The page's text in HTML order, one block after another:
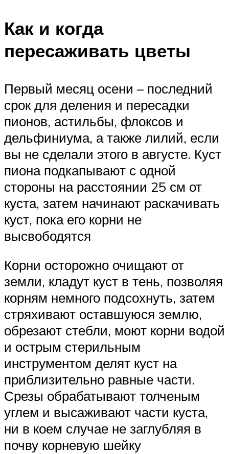
Как и когда
пересаживать цветы
Первый месяц осени – последний
срок для деления и пересадки
пионов, астильбы, флоксов и
дельфиниума, а также лилий, если
вы не сделали этого в августе. Куст
пиона подкапывают с одной
стороны на расстоянии 25 см от
куста, затем начинают раскачивать
куст, пока его корни не
высвободятся
Корни осторожно очищают от
земли, кладут куст в тень, позволяя
корням немного подсохнуть, затем
стряхивают оставшуюся землю,
обрезают стебли, моют корни водой
и острым стерильным
инструментом делят куст на
приблизительно равные части.
Срезы обрабатывают толченым
углем и высаживают части куста,
ни в коем случае не заглубляя в
почву корневую шейку